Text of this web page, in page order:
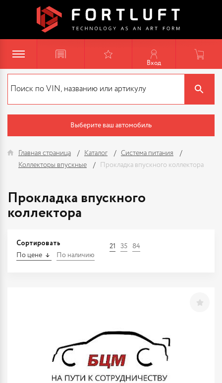
Вход
Выберите ваш автомобиль
Главная страница Каталог
Система питания
Коллекторы впускные
Прокладка впускного коллектора
Прокладка впускного
коллектора
Сортировать
По цене По наличию
21 35 84